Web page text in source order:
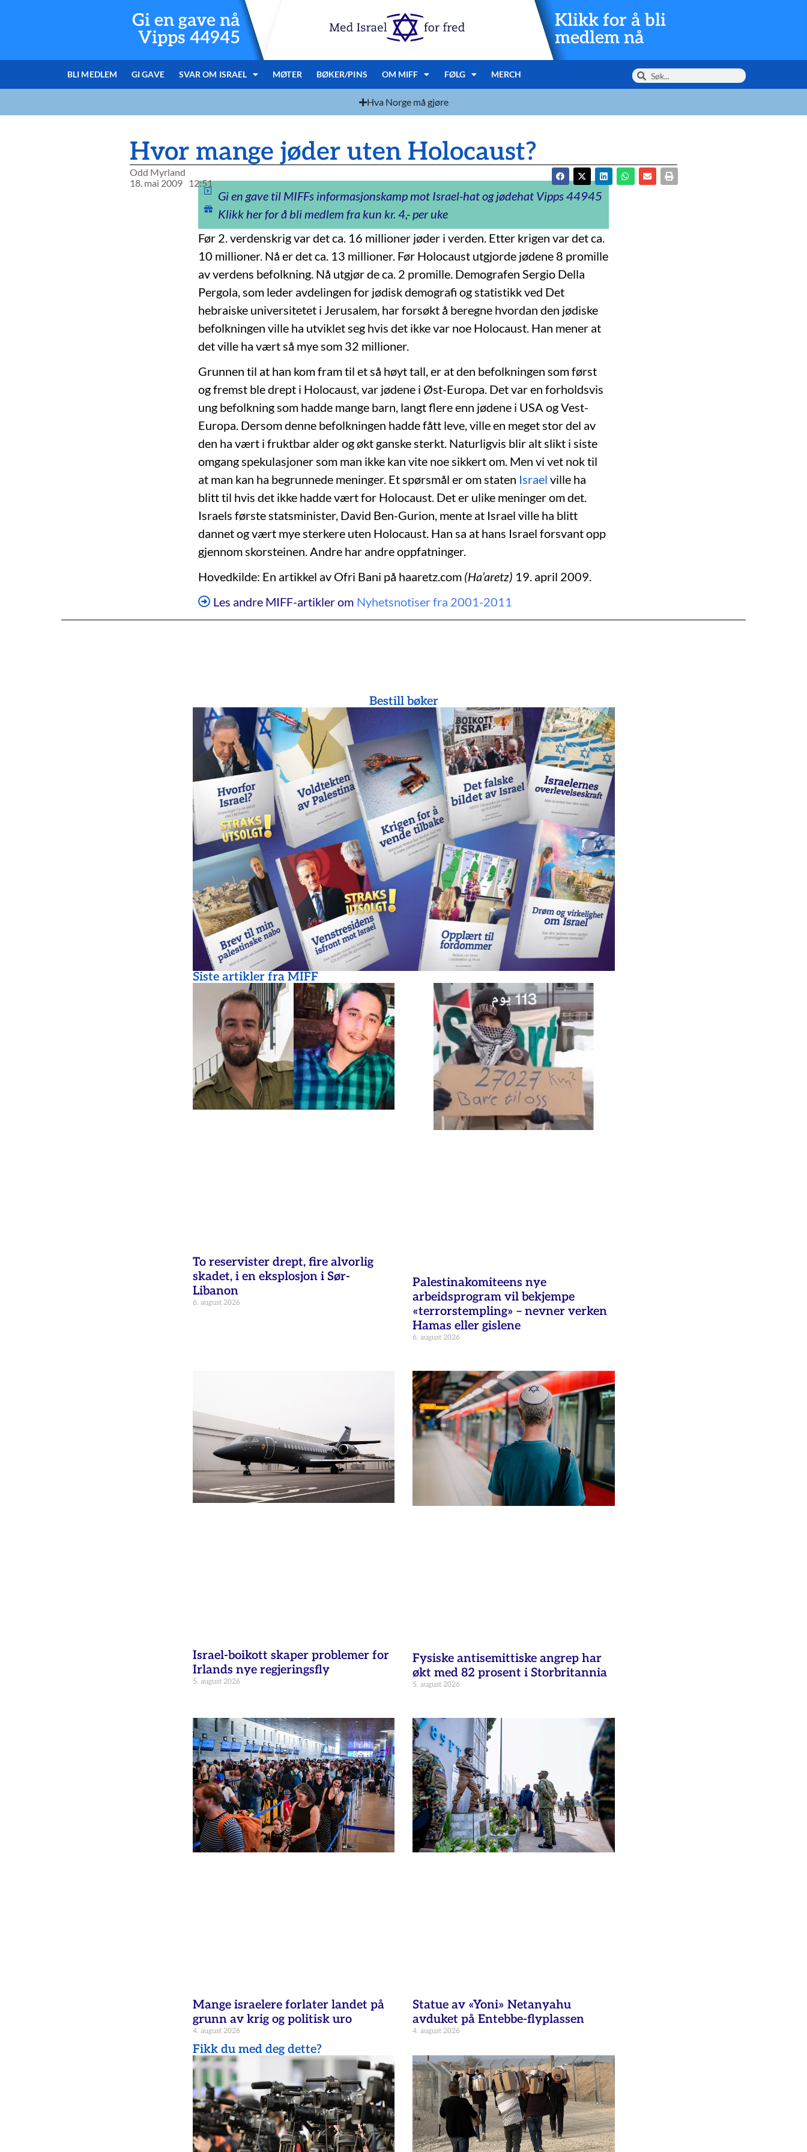
Gi en gave nå
Vipps 44945
Klikk for å bli
medlem nå
BLI MEDLEM GI GAVE SVAR OM ISRAEL MØTER BØKER/PINS OM MIFF FØLG MERCH
Hva Norge må gjøre
Hvor mange jøder uten Holocaust?
Odd Myrland
18. mai 2009
12:51
Gi en gave til MIFFs informasjonskamp mot Israel-hat og jødehat Vipps 44945
Klikk her for å bli medlem fra kun kr. 4,- per uke
Før 2. verdenskrig var det ca. 16 millioner jøder i verden. Etter krigen var det ca.
10 millioner. Nå er det ca. 13 millioner. Før Holocaust utgjorde jødene 8 promille
av verdens befolkning. Nå utgjør de ca. 2 promille. Demografen Sergio Della
Pergola, som leder avdelingen for jødisk demografi og statistikk ved Det
hebraiske universitetet i Jerusalem, har forsøkt å beregne hvordan den jødiske
befolkningen ville ha utviklet seg hvis det ikke var noe Holocaust. Han mener at
det ville ha vært så mye som 32 millioner.
Grunnen til at han kom fram til et så høyt tall, er at den befolkningen som først
og fremst ble drept i Holocaust, var jødene i Øst-Europa. Det var en forholdsvis
ung befolkning som hadde mange barn, langt flere enn jødene i USA og Vest-
Europa. Dersom denne befolkningen hadde fått leve, ville en meget stor del av
den ha vært i fruktbar alder og økt ganske sterkt. Naturligvis blir alt slikt i siste
omgang spekulasjoner som man ikke kan vite noe sikkert om. Men vi vet nok til
at man kan ha begrunnede meninger. Et spørsmål er om staten Israel ville ha
blitt til hvis det ikke hadde vært for Holocaust. Det er ulike meninger om det.
Israels første statsminister, David Ben-Gurion, mente at Israel ville ha blitt
dannet og vært mye sterkere uten Holocaust. Han sa at hans Israel forsvant opp
gjennom skorsteinen. Andre har andre oppfatninger.
Hovedkilde: En artikkel av Ofri Bani på haaretz.com (Ha’aretz) 19. april 2009.
Les andre MIFF-artikler om Nyhetsnotiser fra 2001-2011
Bestill bøker
Siste artikler fra MIFF
To reservister drept, fire alvorlig
skadet, i en eksplosjon i Sør-
Libanon
6. august 2026
Palestinakomiteens nye
arbeidsprogram vil bekjempe
«terrorstempling» – nevner verken
Hamas eller gislene
6. august 2026
Israel-boikott skaper problemer for
Irlands nye regjeringsfly
5. august 2026
Fysiske antisemittiske angrep har
økt med 82 prosent i Storbritannia
5. august 2026
Mange israelere forlater landet på
grunn av krig og politisk uro
4. august 2026
Statue av «Yoni» Netanyahu
avduket på Entebbe-flyplassen
4. august 2026
Fikk du med deg dette?